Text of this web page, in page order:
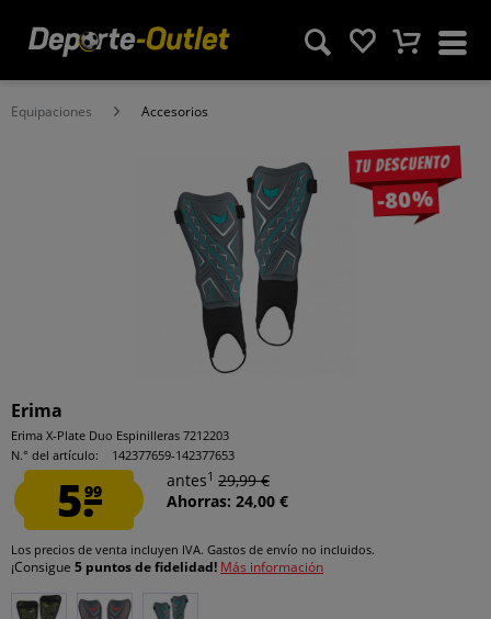
Equipaciones Accesorios
Tu descuento
-80%
Erima
Erima X-Plate Duo Espinilleras 7212203
N.° del artículo:
142377659-142377653
5.99
antes1 29,99 €
Ahorras: 24,00 €
Los precios de venta incluyen IVA. Gastos de envío no incluidos.
¡Consigue 5 puntos de fidelidad! Más información